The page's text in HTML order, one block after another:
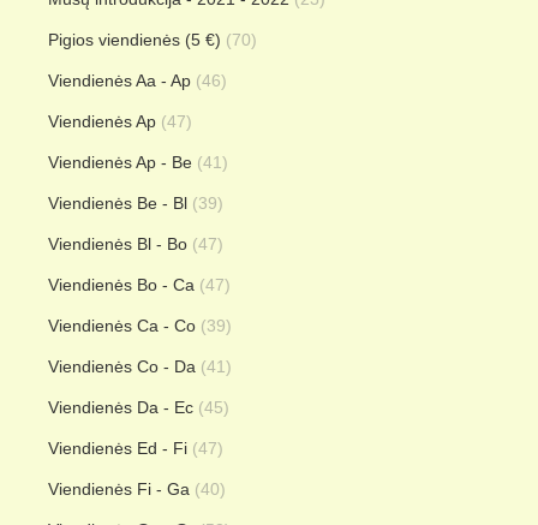
Pigios viendienės (5 €) (70)
Viendienės Aa - Ap (46)
Viendienės Ap (47)
Viendienės Ap - Be (41)
Viendienės Be - Bl (39)
Viendienės Bl - Bo (47)
Viendienės Bo - Ca (47)
Viendienės Ca - Co (39)
Viendienės Co - Da (41)
Viendienės Da - Ec (45)
Viendienės Ed - Fi (47)
Viendienės Fi - Ga (40)